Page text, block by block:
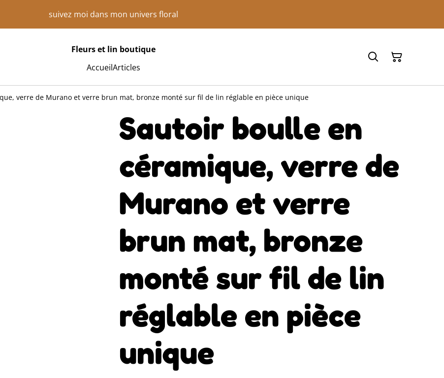
suivez moi dans mon univers floral
Fleurs et lin boutique
AccueilArticles
verre de Murano et verre brun mat, bronze monté sur fil de lin réglable en pièce unique
Sautoir boulle en
céramique, verre de
Murano et verre
brun mat, bronze
monté sur fil de lin
réglable en pièce
unique